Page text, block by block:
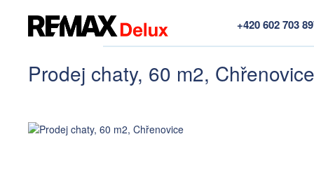
+420 602 703
Prodej chaty, 60 m2, Chřenovice